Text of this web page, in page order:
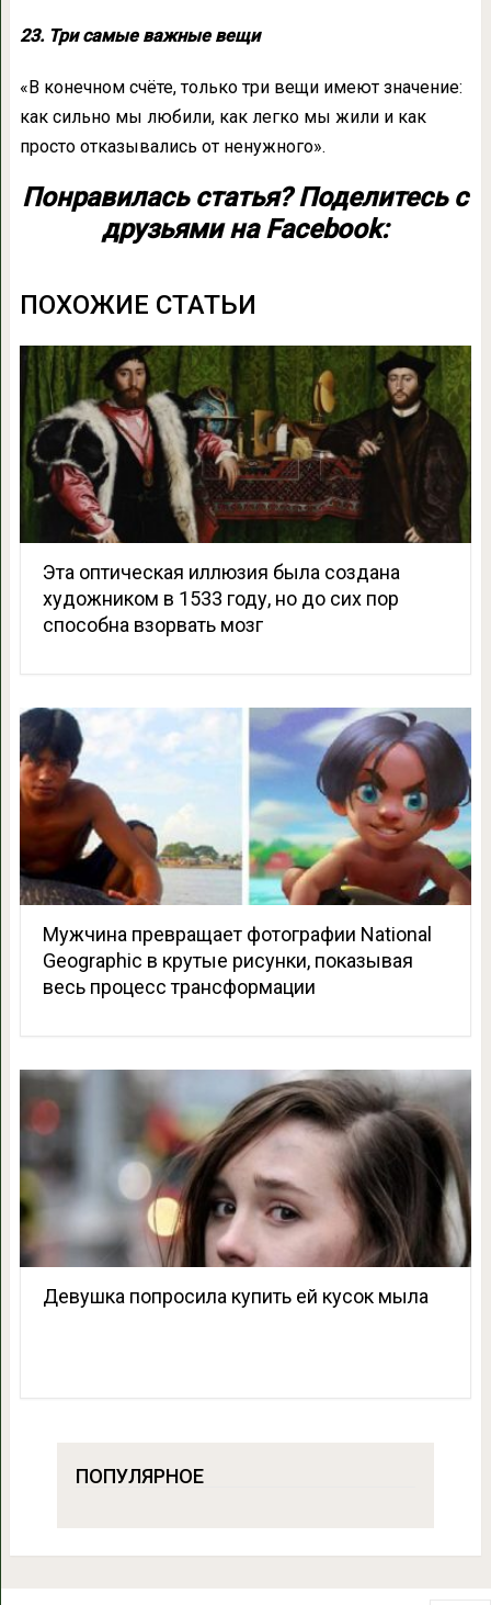
23. Три самые важные вещи
«В конечном счёте, только три вещи имеют значение:
как сильно мы любили, как легко мы жили и как
просто отказывались от ненужного».
Понравилась статья? Поделитесь с
друзьями на Facebook:
ПОХОЖИЕ СТАТЬИ
Эта оптическая иллюзия была создана
художником в 1533 году, но до сих пор
способна взорвать мозг
Мужчина превращает фотографии National
Geographic в крутые рисунки, показывая
весь процесс трансформации
Девушка попросила купить ей кусок мыла
ПОПУЛЯРНОЕ